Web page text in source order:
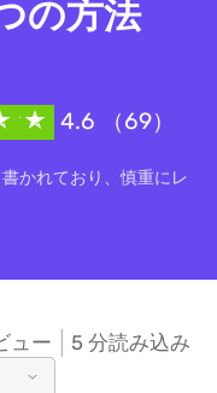
の方法
4.6 （69）
かれており、慎重にレ
ュー
5 分読み込み